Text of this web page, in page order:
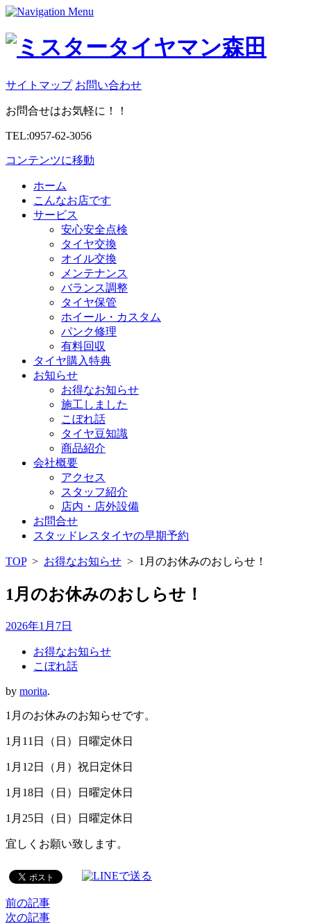
サイトマップ お問い合わせ
お問合せはお気軽に！！
TEL:0957-62-3056
コンテンツに移動
ホーム
こんなお店です
サービス
安心安全点検
タイヤ交換
オイル交換
メンテナンス
バランス調整
タイヤ保管
ホイール・カスタム
パンク修理
有料回収
タイヤ購入特典
お知らせ
お得なお知らせ
施工しました
こぼれ話
タイヤ豆知識
商品紹介
会社概要
アクセス
スタッフ紹介
店内・店外設備
お問合せ
スタッドレスタイヤの早期予約
TOP> お得なお知らせ > 1月のお休みのおしらせ！
1月のお休みのおしらせ！
2026年1月7日
お得なお知らせ
こぼれ話
by morita.
1月のお休みのお知らせです。
1月11日（日）日曜定休日
1月12日（月）祝日定休日
1月18日（日）日曜定休日
1月25日（日）日曜定休日
宜しくお願い致します。
前の記事
次の記事